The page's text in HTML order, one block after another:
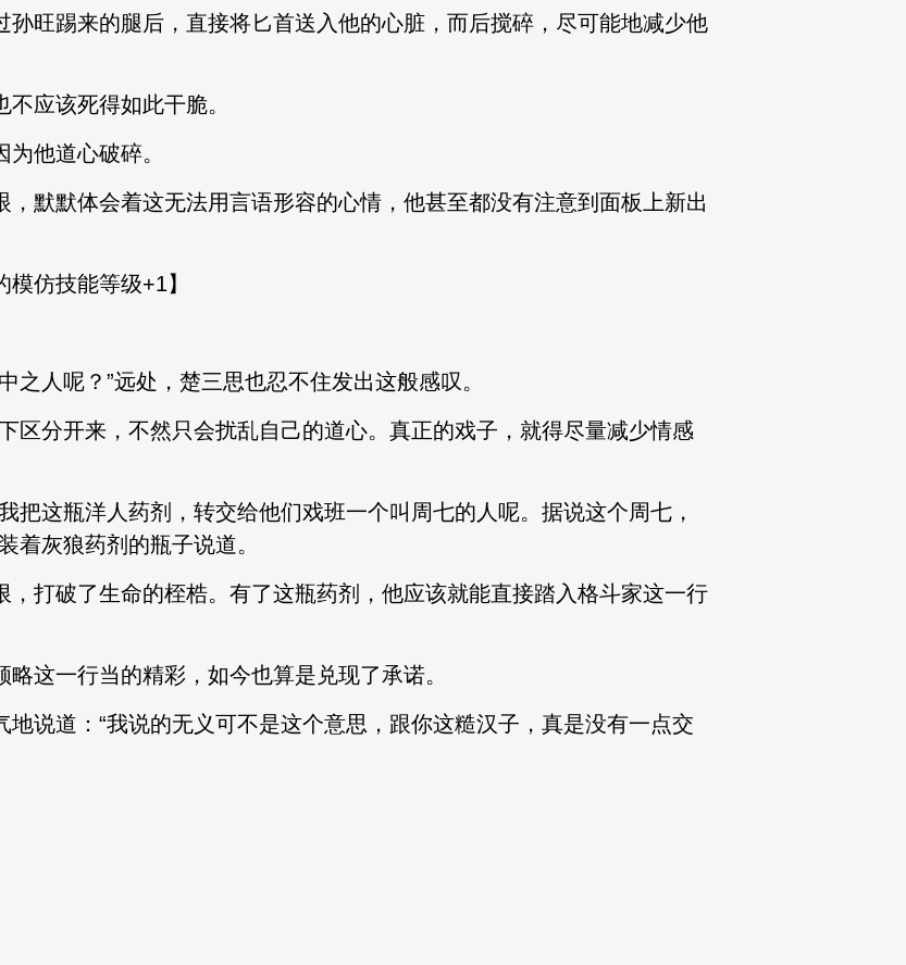
旺踢来的腿后，直接将匕首送入他的心脏，而后搅碎，尽可能地减少他
应该死得如此干脆。
他道心破碎。
默体会着这无法用言语形容的心情，他甚至都没有注意到面板上新出
仿技能等级+1】
人呢？”远处，楚三思也忍不住发出这般感叹。
分开来，不然只会扰乱自己的道心。真正的戏子，就得尽量减少情感
这瓶洋人药剂，转交给他们戏班一个叫周七的人呢。据说这个周七，
着灰狼药剂的瓶子说道。
打破了生命的桎梏。有了这瓶药剂，他应该就能直接踏入格斗家这一行
一行当的精彩，如今也算是兑现了承诺。
道：“我说的无义可不是这个意思，跟你这糙汉子，真是没有一点交